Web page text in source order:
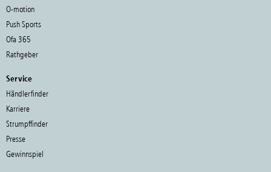
O-motion
Push Sports
Ofa 365
Rathgeber
Service
Händlerfinder
Karriere
Strumpffinder
Presse
Gewinnspiel